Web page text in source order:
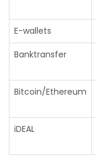
E-wallets
Banktransfer
Bitcoin/Ethereum
iDEAL